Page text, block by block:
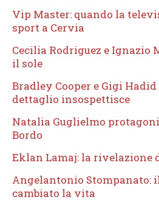
Vip Master: quando la
sport a Cervia
Cecilia Rodriguez e Ignazio
il sole
Bradley Cooper e Gigi
dettaglio insospettisce
Natalia Guglielmo
Bordo
Eklan Lamaj: la rivelazione
Angelantonio Stompanato:
cambiato la vita